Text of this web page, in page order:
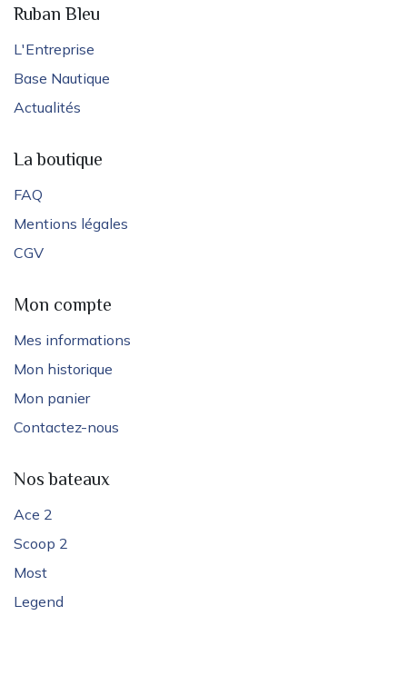
Ruban Bleu
L'Entreprise
Base Nautique
Actualités
La boutique
FAQ
Mentions légales
CGV
Mon compte
Mes informations
Mon historique
Mon panier
Contactez-nous
Nos bateaux
Ace 2
Scoop 2
Most
Legend